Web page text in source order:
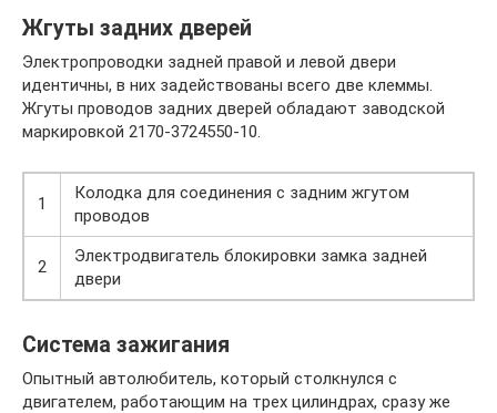
Жгуты задних дверей
Электропроводки задней правой и левой двери
идентичны, в них задействованы всего две клеммы.
Жгуты проводов задних дверей обладают заводской
маркировкой 2170-3724550-10.
1
Колодка для соединения с задним жгутом
проводов
2
Электродвигатель блокировки замка задней
двери
Система зажигания
Опытный автолюбитель, который столкнулся с
двигателем, работающим на трех цилиндрах, сразу же